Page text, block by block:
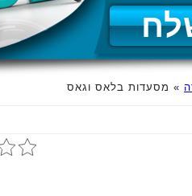
» מסעדות בלאס וגאס